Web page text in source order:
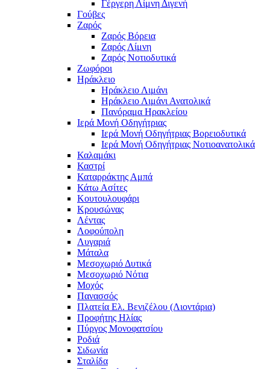
Γέργερη Λίμνη Διγενή
Γούβες
Ζαρός
Ζαρός Βόρεια
Ζαρός Λίμνη
Ζαρός Νοτιοδυτικά
Ζωφόροι
Ηράκλειο
Ηράκλειο Λιμάνι
Ηράκλειο Λιμάνι Ανατολικά
Πανόραμα Ηρακλείου
Ιερά Μονή Οδηγήτριας
Ιερά Μονή Οδηγήτριας Βορειοδυτικά
Ιερά Μονή Οδηγήτριας Νοτιοανατολικά
Καλαμάκι
Καστρί
Καταρράκτης Αμπά
Κάτω Ασίτες
Κουτουλουφάρι
Κρουσώνας
Λέντας
Λοφούπολη
Λυγαριά
Μάταλα
Μεσοχωριό Δυτικά
Μεσοχωριό Νότια
Μοχός
Πανασσός
Πλατεία Ελ. Βενιζέλου (Λιοντάρια)
Προφήτης Ηλίας
Πύργος Μονοφατσίου
Ροδιά
Σιδωνία
Σταλίδα